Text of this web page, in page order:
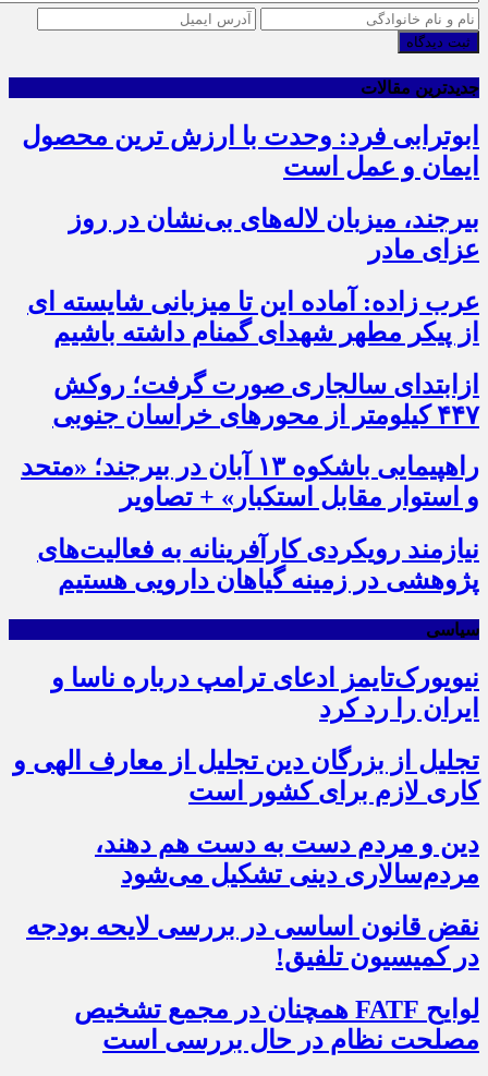
ثبت دیدگاه
جدیدترین مقالات
ابوترابی فرد: وحدت با ارزش ترین محصول
ایمان و عمل است
بیرجند، میزبان لاله‌های بی‌نشان در روز
عزای مادر
عرب زاده: آماده این تا میزبانی شایسته ای
از پیکر مطهر شهدای گمنام داشته باشیم
ازابتدای سالجاری صورت گرفت؛ روکش
۴۴۷ کیلومتر از محورهای خراسان جنوبی
راهپیمایی باشکوه ۱۳ آبان در بیرجند؛ «متحد
و استوار مقابل استکبار» + تصاویر
نیازمند رویکردی کارآفرینانه به فعالیت‌های
پژوهشی در زمینه گیاهان دارویی هستیم
سیاسی
نیویورک‌تایمز ادعای ترامپ درباره ناسا و
ایران را رد کرد
تجلیل از بزرگان دین تجلیل از معارف الهی و
کاری لازم برای کشور است
دین و مردم دست به‌ دست هم دهند،
مردم‌سالاری دینی تشکیل می‌شود
نقض قانون اساسی در بررسی لایحه بودجه
در کمیسیون تلفیق!
لوایح FATF همچنان در مجمع تشخیص
مصلحت نظام در حال بررسی است